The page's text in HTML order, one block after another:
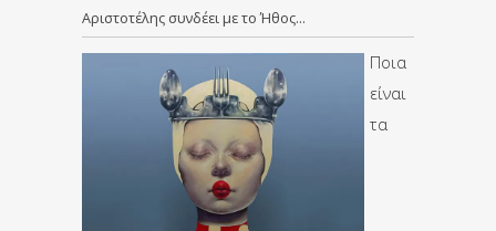
Αριστοτέλης συνδέει με το Ήθος…
Ποια
είναι
τα